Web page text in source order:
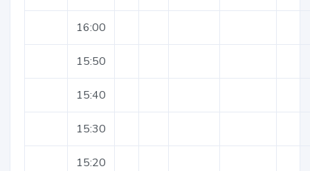
16:00
15:50
15:40
15:30
15:20